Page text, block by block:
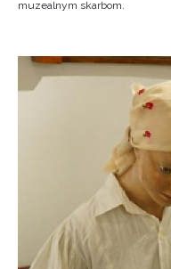
muzealnym skarbom.